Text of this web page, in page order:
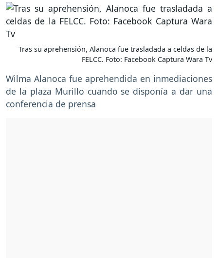
Tras su aprehensión, Alanoca fue trasladada a celdas de la
FELCC. Foto: Facebook Captura Wara Tv
Wilma Alanoca fue aprehendida en inmediaciones
de la plaza Murillo cuando se disponía a dar una
conferencia de prensa